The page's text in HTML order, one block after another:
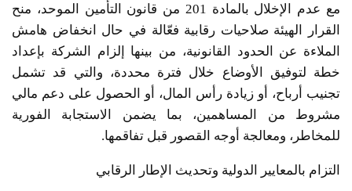
مع عدم الإخلال بالمادة 201 من قانون التأمين الموحد، منح
القرار الهيئة صلاحيات رقابية فعّالة في حال انخفاض هامش
الملاءة عن الحدود القانونية، من بينها إلزام الشركة بإعداد
خطة لتوفيق الأوضاع خلال فترة محددة، والتي قد تشمل
تجنيب أرباح، أو زيادة رأس المال، أو الحصول على دعم مالي
مشروط من المساهمين، بما يضمن الاستجابة الفورية
للمخاطر، ومعالجة أوجه القصور قبل تفاقمها.
التزام بالمعايير الدولية وتحديث الإطار الرقابي